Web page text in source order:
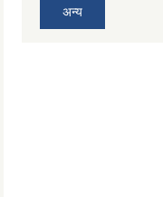
अन्य